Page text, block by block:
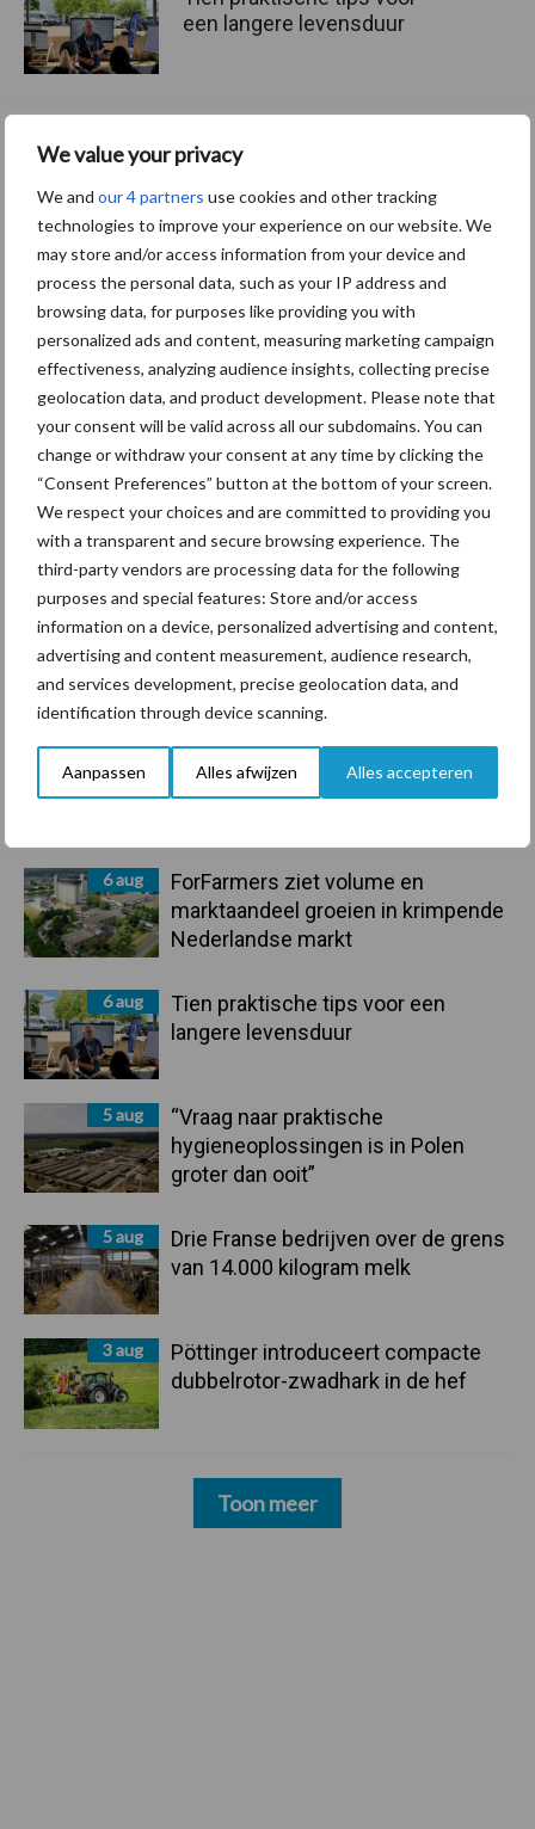
We value your privacy
We and our 4 partners use cookies and other tracking
technologies to improve your experience on our website. We
may store and/or access information from your device and
process the personal data, such as your IP address and
browsing data, for purposes like providing you with
personalized ads and content, measuring marketing campaign
effectiveness, analyzing audience insights, collecting precise
geolocation data, and product development. Please note that
your consent will be valid across all our subdomains. You can
change or withdraw your consent at any time by clicking the
“Consent Preferences” button at the bottom of your screen.
We respect your choices and are committed to providing you
with a transparent and secure browsing experience. The
third-party vendors are processing data for the following
purposes and special features: Store and/or access
information on a device, personalized advertising and content,
advertising and content measurement, audience research,
and services development, precise geolocation data, and
identification through device scanning.
Aanpassen Alles afwijzen Alles accepteren
Primaire
Sidebar
6 aug
ForFarmers ziet volume en
marktaandeel groeien in krimpende
Nederlandse markt
6 aug
Tien praktische tips voor een
langere levensduur
5 aug
“Vraag naar praktische
hygieneoplossingen is in Polen
groter dan ooit”
5 aug
Drie Franse bedrijven over de grens
van 14.000 kilogram melk
3 aug
Pöttinger introduceert compacte
dubbelrotor-zwadhark in de hef
Toon meer
een langere levensduur
“Vraag naar praktische
Polen groter dan ooit”
Themapagina's
Diergezondheid Bemesting Fokkerij
Compost Dierlijke mest
Toon meer